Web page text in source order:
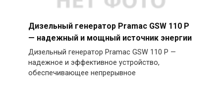
Дизельный генератор Pramac GSW 110 P
— надежный и мощный источник энергии
Дизельный генератор Pramac GSW 110 P —
надежное и эффективное устройство,
обеспечивающее непрерывное